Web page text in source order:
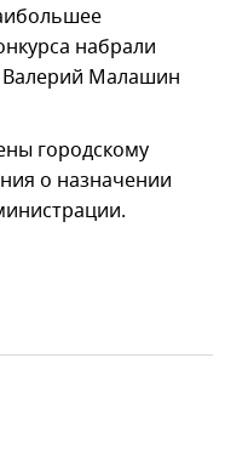
набрали
Валерий Малашин
городскому
о назначении